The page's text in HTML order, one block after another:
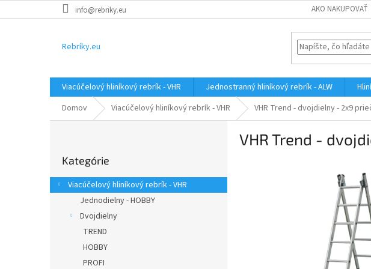
na
info@rebriky.eu AKO NAKUPOVAŤ
Rebríky.eu
Viacúčelový hliníkový rebrík - VHR Jednostranný hliníkový rebrík - ALW
Domov
Viacúčelový hliníkový rebrík - VHR VHR Trend - dvojdielny - 2x9
ý
p
kategórie
Kategórie
Viacúčelový hliníkový rebrík - VHR
Jednodielny - HOBBY
Dvojdielny
TREND
HOBBY
PROFI
VHR Trend -